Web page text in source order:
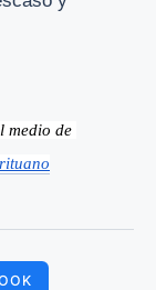
medio de